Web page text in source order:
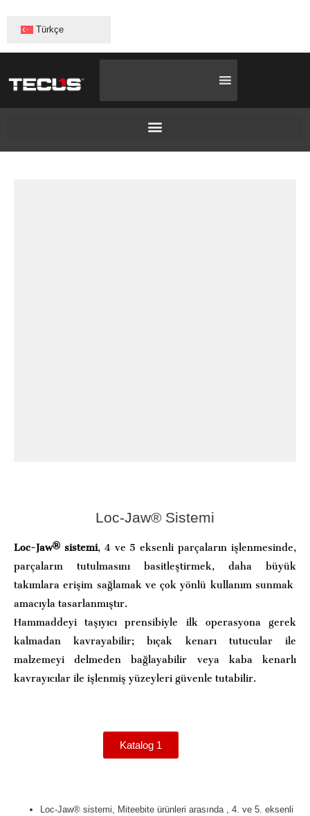
Türkçe
Loc-Jaw® Sistemi
Loc-Jaw® sistemi, 4 ve 5 eksenli parçaların işlenmesinde,
parçaların tutulmasını basitleştirmek, daha büyük
takımlara erişim sağlamak ve çok yönlü kullanım sunmak
amacıyla tasarlanmıştır.
Hammaddeyi taşıyıcı prensibiyle ilk operasyona gerek
kalmadan kavrayabilir; bıçak kenarı tutucular ile
malzemeyi delmeden bağlayabilir veya kaba kenarlı
kavrayıcılar ile işlenmiş yüzeyleri güvenle tutabilir.
Katalog 1
Loc-Jaw® sistemi, Miteebite ürünleri arasında , 4. ve 5. eksenli